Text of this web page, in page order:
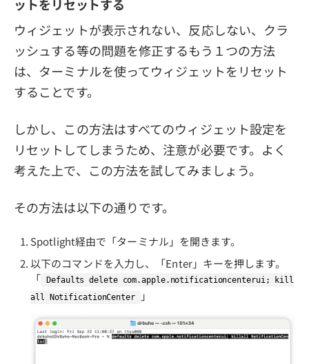
ウィジェットが表示されない、反応しない、クラ
ッシュする等の問題を修正するもう１つの方法
は、ターミナルを使ってウィジェットをリセット
することです。
しかし、この方法はすべてのウィジェット設定を
リセットしてしまうため、注意が必要です。よく
考えた上で、この方法を試してみましょう。
その方法は以下の通りです。
Spotlight経由で「ターミナル」を開きます。
以下のコマンドを入力し、「Enter」キーを押します。
「
Defaults delete com.apple.notificationcenterui; kill
all NotificationCenter
」